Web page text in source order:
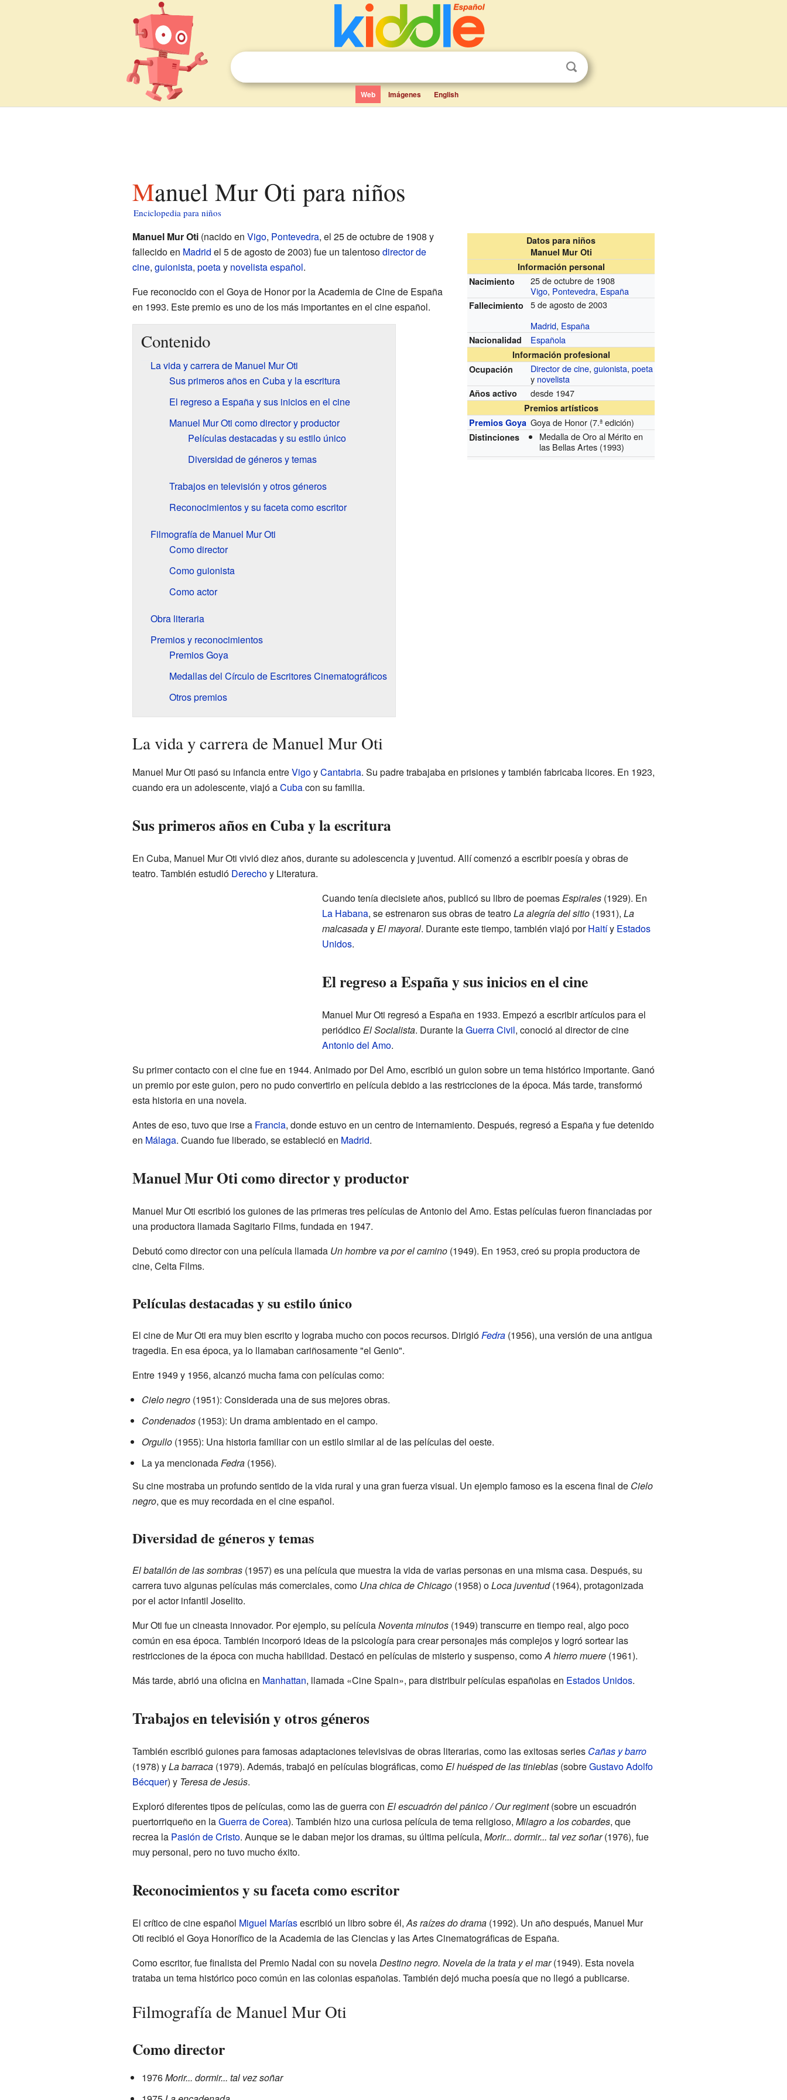
Web Imágenes English
Manuel Mur Oti para niños
Enciclopedia para niños
Datos para niños
Manuel Mur Oti
Información personal
Nacimiento
25 de octubre de 1908
Vigo, Pontevedra, España
Fallecimiento
5 de agosto de 2003
Madrid, España
Nacionalidad Española
Información profesional
Ocupación
Director de cine,guionista,poeta
y novelista
Años activo desde 1947
Premios artísticos
Premios Goya Goya de Honor (7.ª edición)
Distinciones
Medalla de Oro al Mérito en
las Bellas Artes (1993)
Manuel Mur Oti(nacido en Vigo, Pontevedra, el 25 de octubre de 1908 y
fallecido en Madrid el 5 de agosto de 2003) fue un talentosodirector de
cine, guionista, poetay novelistaespañol.
Fue reconocido con el Goya de Honor por la Academia de Cine de España
en 1993. Este premio es uno de los más importantes en el cine español.
Contenido
La vida y carrera de Manuel Mur Oti
Sus primeros años en Cuba y la escritura
El regreso a España y sus inicios en el cine
Manuel Mur Oti como director y productor
Películas destacadas y su estilo único
Diversidad de géneros y temas
Trabajos en televisión y otros géneros
Reconocimientos y su faceta como escritor
Filmografía de Manuel Mur Oti
Como director
Como guionista
Como actor
Obra literaria
Premios y reconocimientos
Premios Goya
Medallas del Círculo de Escritores Cinematográficos
Otros premios
La vida y carrera de Manuel Mur Oti
Manuel Mur Oti pasó su infancia entreVigoyCantabria. Su padre trabajaba en prisiones y también fabricaba licores. En 1923,
cuando era un adolescente, viajó aCubacon su familia.
Sus primeros años en Cuba y la escritura
En Cuba, Manuel Mur Oti vivió diez años, durante su adolescencia y juventud. Allí comenzó a escribir poesía y obras de
teatro. También estudió Derechoy Literatura.
Cuando tenía diecisiete años, publicó su libro de poemasEspirales(1929). En
La Habana, se estrenaron sus obras de teatroLa alegría del sitio(1931), La
malcasadayEl mayoral. Durante este tiempo, también viajó porHaitíy Estados
Unidos.
El regreso a España y sus inicios en el cine
Manuel Mur Oti regresó a España en 1933. Empezó a escribir artículos para el
periódicoEl Socialista. Durante laGuerra Civil, conoció al director de cine
Antonio del Amo.
Su primer contacto con el cine fue en 1944. Animado por Del Amo, escribió un guion sobre un tema histórico importante. Ganó
un premio por este guion, pero no pudo convertirlo en película debido a las restricciones de la época. Más tarde, transformó
esta historia en una novela.
Antes de eso, tuvo que irse a Francia, donde estuvo en un centro de internamiento. Después, regresó a España y fue detenido
en Málaga. Cuando fue liberado, se estableció en Madrid.
Manuel Mur Oti como director y productor
Manuel Mur Oti escribió los guiones de las primeras tres películas de Antonio del Amo. Estas películas fueron financiadas por
una productora llamada Sagitario Films, fundada en 1947.
Debutó como director con una película llamada Un hombre va por el camino(1949). En 1953, creó su propia productora de
cine, Celta Films.
Películas destacadas y su estilo único
El cine de Mur Oti era muy bien escrito y lograba mucho con pocos recursos. DirigióFedra(1956), una versión de una antigua
tragedia. En esa época, ya lo llamaban cariñosamente "el Genio".
Entre 1949 y 1956, alcanzó mucha fama con películas como:
Cielo negro(1951): Considerada una de sus mejores obras.
Condenados(1953): Un drama ambientado en el campo.
Orgullo(1955): Una historia familiar con un estilo similar al de las películas del oeste.
La ya mencionadaFedra(1956).
Su cine mostraba un profundo sentido de la vida rural y una gran fuerza visual. Un ejemplo famoso es la escena final de Cielo
negro, que es muy recordada en el cine español.
Diversidad de géneros y temas
El batallón de las sombras(1957) es una película que muestra la vida de varias personas en una misma casa. Después, su
carrera tuvo algunas películas más comerciales, como Una chica de Chicago(1958) oLoca juventud(1964), protagonizada
por el actor infantil Joselito.
Mur Oti fue un cineasta innovador. Por ejemplo, su películaNoventa minutos(1949) transcurre en tiempo real, algo poco
común en esa época. También incorporó ideas de la psicología para crear personajes más complejos y logró sortear las
restricciones de la época con mucha habilidad. Destacó en películas de misterio y suspenso, comoA hierro muere(1961).
Más tarde, abrió una oficina en Manhattan, llamada «Cine Spain», para distribuir películas españolas en Estados Unidos.
Trabajos en televisión y otros géneros
También escribió guiones para famosas adaptaciones televisivas de obras literarias, como las exitosas series Cañas y barro
(1978) yLa barraca(1979). Además, trabajó en películas biográficas, comoEl huésped de las tinieblas(sobreGustavo Adolfo
Bécquer) y Teresa de Jesús.
Exploró diferentes tipos de películas, como las de guerra con El escuadrón del pánico / Our regiment(sobre un escuadrón
puertorriqueño en laGuerra de Corea). También hizo una curiosa película de tema religioso, Milagro a los cobardes, que
recrea la Pasión de Cristo. Aunque se le daban mejor los dramas, su última película, Morir... dormir... tal vez soñar(1976), fue
muy personal, pero no tuvo mucho éxito.
Reconocimientos y su faceta como escritor
El crítico de cine español Miguel Maríasescribió un libro sobre él,As raízes do drama(1992). Un año después, Manuel Mur
Oti recibió el Goya Honorífico de la Academia de las Ciencias y las Artes Cinematográficas de España.
Como escritor, fue finalista del Premio Nadal con su novelaDestino negro. Novela de la trata y el mar(1949). Esta novela
trataba un tema histórico poco común en las colonias españolas. También dejó mucha poesía que no llegó a publicarse.
Filmografía de Manuel Mur Oti
Como director
1976Morir... dormir... tal vez soñar